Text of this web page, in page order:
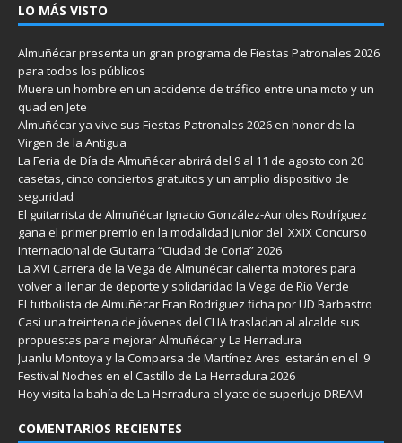
LO MÁS VISTO
Almuñécar presenta un gran programa de Fiestas Patronales 2026
para todos los públicos
Muere un hombre en un accidente de tráfico entre una moto y un
quad en Jete
Almuñécar ya vive sus Fiestas Patronales 2026 en honor de la
Virgen de la Antigua
La Feria de Día de Almuñécar abrirá del 9 al 11 de agosto con 20
casetas, cinco conciertos gratuitos y un amplio dispositivo de
seguridad
El guitarrista de Almuñécar Ignacio González-Aurioles Rodríguez
gana el primer premio en la modalidad junior del XXIX Concurso
Internacional de Guitarra “Ciudad de Coria” 2026
La XVI Carrera de la Vega de Almuñécar calienta motores para
volver a llenar de deporte y solidaridad la Vega de Río Verde
El futbolista de Almuñécar Fran Rodríguez ficha por UD Barbastro
Casi una treintena de jóvenes del CLIA trasladan al alcalde sus
propuestas para mejorar Almuñécar y La Herradura
Juanlu Montoya y la Comparsa de Martínez Ares estarán en el 9
Festival Noches en el Castillo de La Herradura 2026
Hoy visita la bahía de La Herradura el yate de superlujo DREAM
COMENTARIOS RECIENTES